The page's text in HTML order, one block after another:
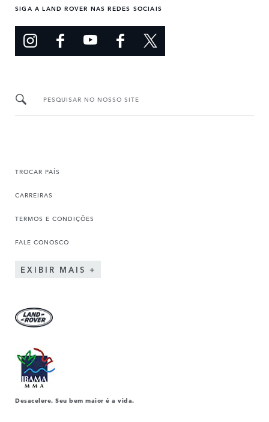
SIGA A LAND ROVER NAS REDES SOCIAIS
PESQUISAR NO NOSSO SITE
TROCAR PAÍS
CARREIRAS
TERMOS E CONDIÇÕES
FALE CONOSCO
EXIBIR MAIS
Desacelere. Seu bem maior é a vida.